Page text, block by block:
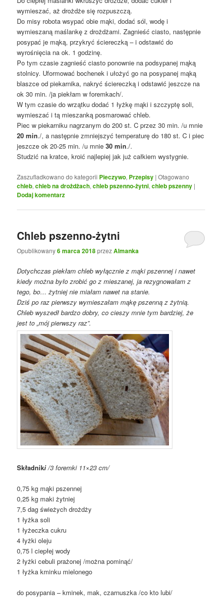
wymieszać, aż drożdże się rozpuszczą.
Do misy robota wsypać obie mąki, dodać sól, wodę i
wymieszaną maślankę z drożdżami. Zagnieść ciasto, następnie
posypać je mąką, przykryć ściereczką – i odstawić do
wyrośnięcia na ok. 1 godzinę.
Po tym czasie zagnieść ciasto ponownie na podsypanej mąką
stolnicy. Uformować bochenek i ułożyć go na posypanej mąką
blaszce od piekarnika, nakryć ściereczką i odstawić jeszcze na
ok 30 min. /ja piekłam w foremkach/.
W tym czasie do wrzątku dodać 1 łyżkę mąki i szczyptę soli,
wymieszać i tą mieszanką posmarować chleb.
Piec w piekarniku nagrzanym do 200 st. C przez 30 min. /u mnie
20 min./, a następnie zmniejszyć temperaturę do 180 st. C i piec
jeszcze ok 20-25 min. /u mnie30 min./.
Studzić na kratce, kroić najlepiej jak już całkiem wystygnie.
Zaszufladkowano do kategorii Pieczywo, Przepisy |Otagowano
chleb,chleb na drożdżach,chleb pszenno-żytni,chleb pszenny |
Dodaj komentarz
Chleb pszenno-żytni
Opublikowany6 marca 2018przezAlmanka
Dotychczas piekłam chleb wyłącznie z mąki pszennej i nawet
kiedy można było zrobić go z mieszanej, ja rezygnowałam z
tego, bo… żytniej nie miałam nawet na stanie.
Dziś po raz pierwszy wymieszałam mąkę pszenną z żytnią.
Chleb wyszedł bardzo dobry, co cieszy mnie tym bardziej, że
jest to „mój pierwszy raz”.
Składniki/3 foremki 11×23 cm/
0,75 kg mąki pszennej
0,25 kg maki żytniej
7,5 dag świeżych drożdży
1 łyżka soli
1 łyżeczka cukru
4 łyżki oleju
0,75 l ciepłej wody
2 łyżki cebuli prażonej /można pominąć/
1 łyżka kminku mielonego
do posypania – kminek, mak, czarnuszka /co kto lubi/